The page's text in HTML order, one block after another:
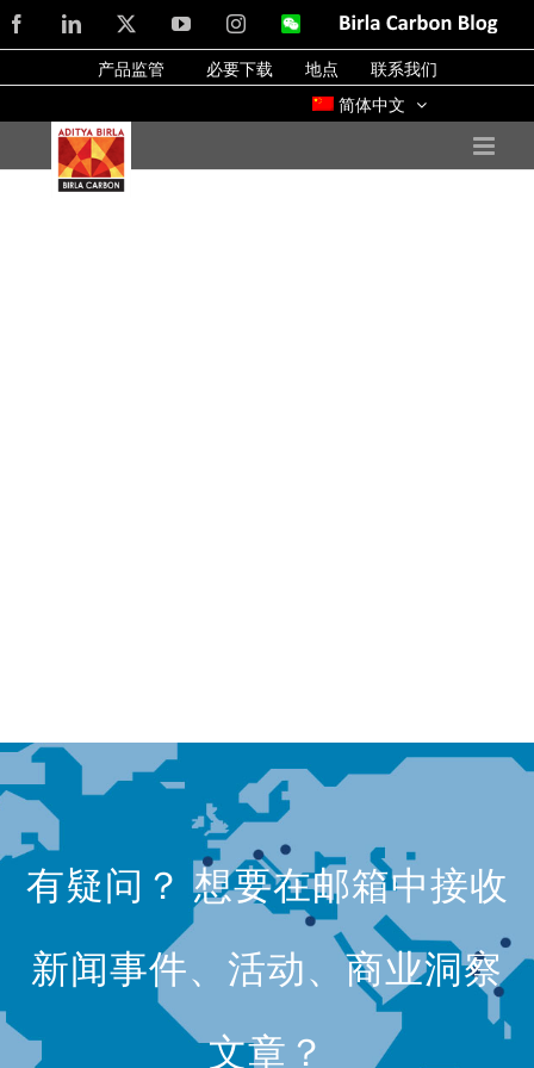
Skip
to
content
FacebookLinkedIn YouTubeInstagramWeChatBirla
Blog
产品监管 必要下载 地点
联系我们
简体中文
有疑问？ 想要在邮箱中接收
新闻事件、活动、商业洞察
文章？